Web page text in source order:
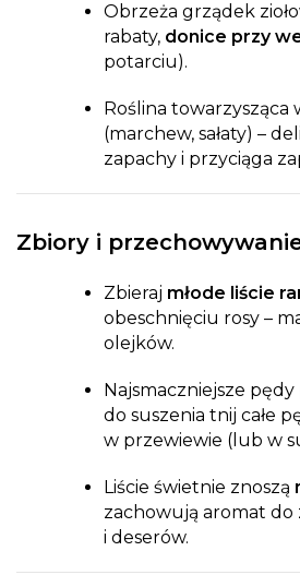
Obrzeża grządek
rabaty, donice przy
potarciu).
Roślina towarzysząca
(marchew, sałaty) –
zapachy i przyciąga
Zbiory i
Zbieraj młode liście
obeschnięciu rosy –
olejków.
Najsmaczniejsze
do suszenia tnij całe
w przewiewie (lub w
Liście świetnie znoszą
zachowują aromat
i deserów.